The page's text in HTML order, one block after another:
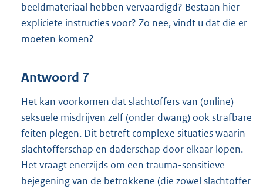
beeldmateriaal hebben vervaardigd? Bestaan hier
expliciete instructies voor? Zo nee, vindt u dat die er
moeten komen?
Antwoord 7
Het kan voorkomen dat slachtoffers van (online)
seksuele misdrijven zelf (onder dwang) ook strafbare
feiten plegen. Dit betreft complexe situaties waarin
slachtofferschap en daderschap door elkaar lopen.
Het vraagt enerzijds om een trauma-sensitieve
bejegening van de betrokkene (die zowel slachtoffer